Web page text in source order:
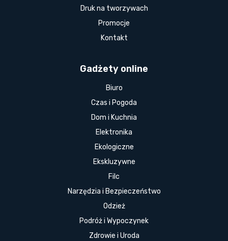
Druk na tworzywach
Promocje
Kontakt
Gadżety online
Biuro
Czas i Pogoda
Dom i Kuchnia
Elektronika
Ekologiczne
Ekskluzywne
Filc
Narzędzia i Bezpieczeństwo
Odzież
Podróż i Wypoczynek
Zdrowie i Uroda